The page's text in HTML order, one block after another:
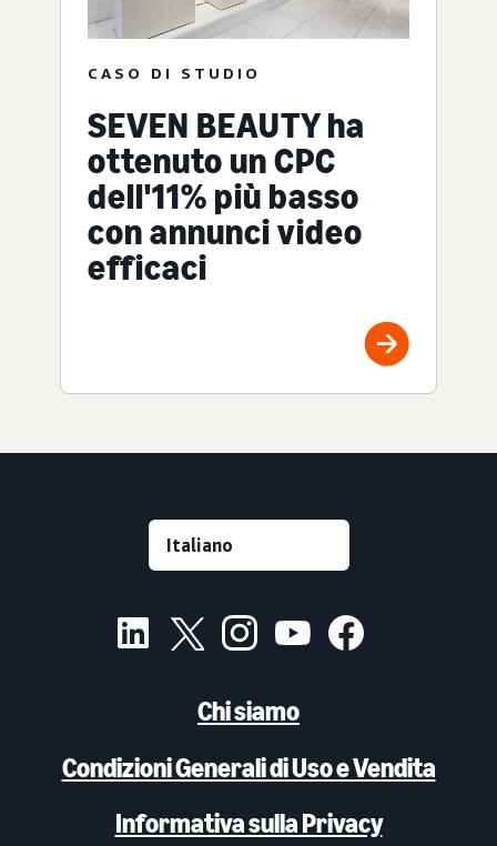
CASO DI STUDIO
SEVEN BEAUTY ha
ottenuto un CPC
dell'11% più basso
con annunci video
efficaci
Chi siamo
Condizioni Generali di Uso e Vendita
Informativa sulla Privacy